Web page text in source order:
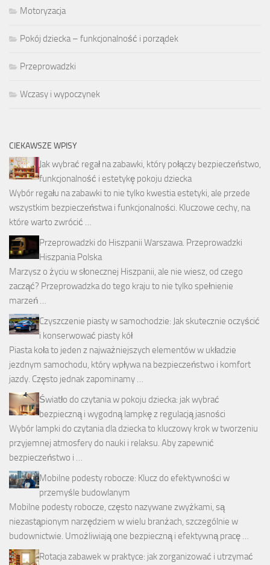
Motoryzacja
Pokój dziecka – funkcjonalność i porządek
Przeprowadzki
Wczasy i wypoczynek
CIEKAWSZE WPISY
Jak wybrać regał na zabawki, który połączy bezpieczeństwo,
funkcjonalność i estetykę pokoju dziecka
Wybór regału na zabawki to nie tylko kwestia estetyki, ale przede
wszystkim bezpieczeństwa i funkcjonalności. Kluczowe cechy, na
które warto zwrócić …
Przeprowadzki do Hiszpanii Warszawa. Przeprowadzki
Hiszpania Polska
Marzysz o życiu w słonecznej Hiszpanii, ale nie wiesz, od czego
zacząć? Przeprowadzka do tego kraju to nie tylko spełnienie
marzeń …
Czyszczenie piasty w samochodzie: Jak skutecznie oczyścić
i konserwować piasty kół
Piasta koła to jeden z najważniejszych elementów w układzie
jezdnym samochodu, który wpływa na bezpieczeństwo i komfort
jazdy. Często jednak zapominamy …
Światło do czytania w pokoju dziecka: jak wybrać
bezpieczną i wygodną lampkę z regulacją jasności
Wybór lampki do czytania dla dziecka to kluczowy krok w tworzeniu
przyjemnej atmosfery do nauki i relaksu. Aby zapewnić
bezpieczeństwo i …
Mobilne podesty robocze: Klucz do efektywności w
przemyśle budowlanym
Mobilne podesty robocze, często nazywane zwyżkami, są
niezastąpionym narzędziem w wielu branżach, szczególnie w
budownictwie. Umożliwiają one bezpieczną i efektywną pracę …
Rotacja zabawek w praktyce: jak zorganizować i utrzymać